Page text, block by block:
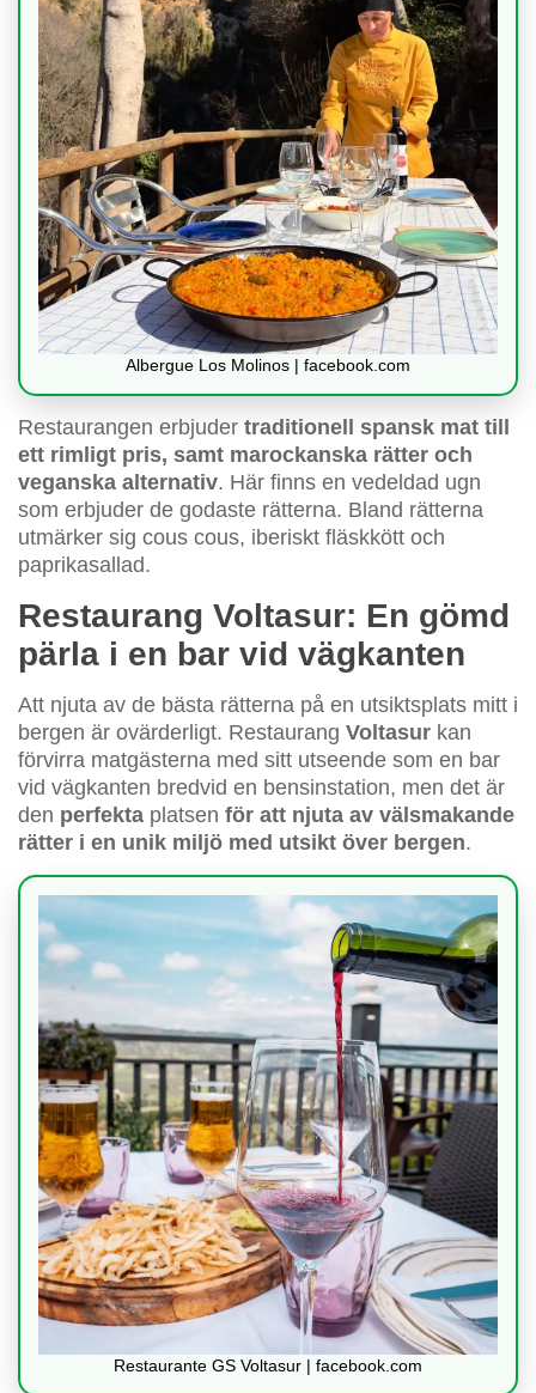
Albergue Los Molinos | facebook.com
Restaurangen erbjuder traditionell spansk mat till
ett rimligt pris, samt marockanska rätter och
veganska alternativ. Här finns en vedeldad ugn
som erbjuder de godaste rätterna. Bland rätterna
utmärker sig cous cous, iberiskt fläskkött och
paprikasallad.
Restaurang Voltasur: En gömd
pärla i en bar vid vägkanten
Att njuta av de bästa rätterna på en utsiktsplats mitt i
bergen är ovärderligt. Restaurang Voltasur kan
förvirra matgästerna med sitt utseende som en bar
vid vägkanten bredvid en bensinstation, men det är
den perfekta platsen för att njuta av välsmakande
rätter i en unik miljö med utsikt över bergen.
Restaurante GS Voltasur | facebook.com